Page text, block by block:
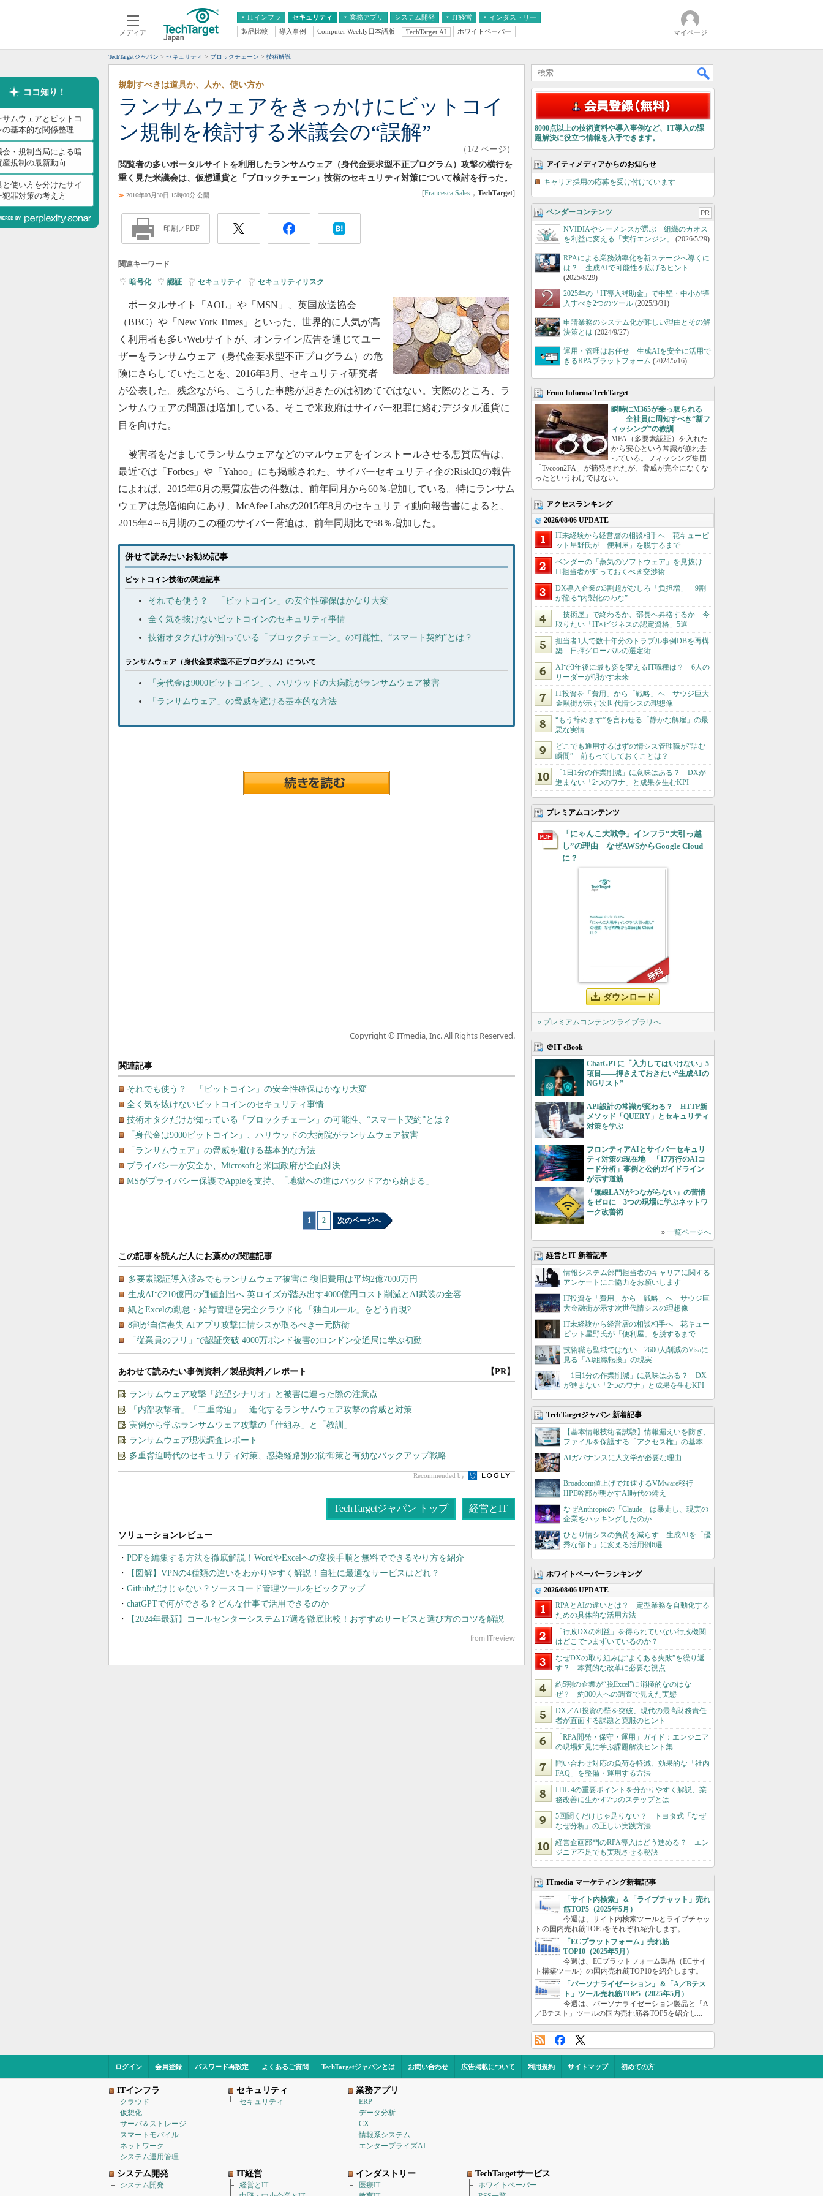
メディア
ITインフラ
クラウド
スマートモバイル
ネットワーク
システム運用管理
セキュリティ 業務アプリ
エンタープライズAI
ERP
CX
情報系システム
システム開発 IT経営
経営とIT
インダストリー
医療IT
製品比較 導入事例 Computer Weekly日本語版 TechTarget.AI ホワイトペーパー マイページ
TechTargetジャパン セキュリティ ブロックチェーン 技術解説
ココ知り！
サムウェアとビットコ
の基本的な関係整理
会・規制当局による暗
産規制の最新動向
と使い方を分けたサイ
犯罪対策の考え方
ランサムウェアをきっかけにビットコイ
ン規制を検討する米議会の“誤解”
規制すべきは道具か、人か、使い方か
（1/2 ページ）
閲覧者の多いポータルサイトを利用したランサムウェア（身代金要求型不正プログラム）攻撃の横行を
重く見た米議会は、仮想通貨と「ブロックチェーン」技術のセキュリティ対策について検討を行った。
≫ 2016年03月30日 15時00分 公開 [Francesca Sales ， TechTarget]
印刷／PDF
関連キーワード
暗号化| 認証 セキュリティ セキュリティリスク
ポータルサイト「AOL」や「MSN」、英国放送協会
（BBC）や「New York Times」といった、世界的に人気が高
く利用者も多いWebサイトが、オンライン広告を通じてユー
ザーをランサムウェア（身代金要求型不正プログラム）の危
険にさらしていたことを、2016年3月、セキュリティ研究者
が公表した。残念ながら、こうした事態が起きたのは初めてではない。実際のところ、ラ
ンサムウェアの問題は増加している。そこで米政府はサイバー犯罪に絡むデジタル通貨に
目を向けた。
被害者をだましてランサムウェアなどのマルウェアをインストールさせる悪質広告は、
最近では「Forbes」や「Yahoo」にも掲載された。サイバーセキュリティ企のRiskIQの報告
によれば、2015年6月の悪質広告の件数は、前年同月から60％増加している。特にランサム
ウェアは急増傾向にあり、McAfee Labsの2015年8月のセキュリティ動向報告書によると、
2015年4～6月期のこの種のサイバー脅迫は、前年同期比で58％増加した。
併せて読みたいお勧め記事
ビットコイン技術の関連記事
それでも使う？ 「ビットコイン」の安全性確保はかなり大変
全く気を抜けないビットコインのセキュリティ事情
技術オタクだけが知っている「ブロックチェーン」の可能性、“スマート契約”とは？
ランサムウェア（身代金要求型不正プログラム）について
「身代金は9000ビットコイン」、ハリウッドの大病院がランサムウェア被害
「ランサムウェア」の脅威を避ける基本的な方法
Copyright © ITmedia, Inc. All Rights Reserved.
関連記事
それでも使う？ 「ビットコイン」の安全性確保はかなり大変
全く気を抜けないビットコインのセキュリティ事情
技術オタクだけが知っている「ブロックチェーン」の可能性、“スマート契約”とは？
「身代金は9000ビットコイン」、ハリウッドの大病院がランサムウェア被害
「ランサムウェア」の脅威を避ける基本的な方法
プライバシーか安全か、Microsoftと米国政府が全面対決
MSがプライバシー保護でAppleを支持、「地獄への道はバックドアから始まる」
1 2 次のページへ
あわせて読みたい事例資料／製品資料／レポート 【PR】
ランサムウェア攻撃「絶望シナリオ」と被害に遭った際の注意点
「内部攻撃者」「二重脅迫」 進化するランサムウェア攻撃の脅威と対策
実例から学ぶランサムウェア攻撃の「仕組み」と「教訓」
ランサムウェア現状調査レポート
多重脅迫時代のセキュリティ対策、感染経路別の防御策と有効なバックアップ戦略
Recommended by
TechTargetジャパン トップ 経営とIT
PDFを編集する方法を徹底解説！WordやExcelへの変換手順と無料でできるやり方を紹介
【図解】VPNの4種類の違いをわかりやすく解説！自社に最適なサービスはどれ？
Githubだけじゃない？ソースコード管理ツールをピックアップ
chatGPTで何ができる？どんな仕事で活用できるのか
【2024年最新】コールセンターシステム17選を徹底比較！おすすめサービスと選び方のコツを解説
8000点以上の技術資料や導入事例など、IT導入の課
題解決に役立つ情報を入手できます。
アイティメディアからのお知らせ
キャリア採用の応募を受け付けています
ベンダーコンテンツ PR
NVIDIAやシーメンスが選ぶ 組織のカオス
を利益に変える「実行エンジン」
(2026/5/29)
RPAによる業務効率化を新ステージへ導くに
は？ 生成AIで可能性を広げるヒント
(2025/8/29)
2025年の「IT導入補助金」で中堅・中小が導
入すべき2つのツール (2025/3/31)
申請業務のシステム化が難しい理由とその解
決策とは (2024/9/27)
運用・管理はお任せ 生成AIを安全に活用で
きるRPAプラットフォーム (2024/5/16)
From Informa TechTarget
瞬時にM365が乗っ取られる
――全社員に周知すべき“新フ
ィッシング”の教訓
MFA（多要素認証）を入れた
から安心という常識が崩れ去
っている。フィッシング集団
「Tycoon2FA」が摘発されたが、脅威が完全になくな
ったというわけではない。
アクセスランキング
2026/08/06 UPDATE
IT未経験から経営層の相談相手へ 花キューピ
ット星野氏が「便利屋」を脱するまで
ベンダーの「蒸気のソフトウェア」を見抜け
IT担当者が知っておくべき交渉術
DX導入企業の3割超がむしろ「負担増」 9割
が陥る“内製化のわな”
「技術屋」で終わるか、部長へ昇格するか 今
取りたい「IT×ビジネスの認定資格」5選
担当者1人で数十年分のトラブル事例DBを再構
築 日揮グローバルの選定術
AIで3年後に最も姿を変えるIT職種は？ 6人の
リーダーが明かす未来
IT投資を「費用」から「戦略」へ サウジ巨大
金融街が示す次世代情シスの理想像
“もう辞めます”を言わせる「静かな解雇」の最
悪な実情
どこでも通用するはずの情シス管理職が“詰む
瞬間” 前もってしておくことは？
「1日1分の作業削減」に意味はある？ DXが
進まない「2つのワナ」と成果を生むKPI
プレミアムコンテンツ
「にゃんこ大戦争」インフラ“大引っ越
し”の理由 なぜAWSからGoogle Cloud
に？
ダウンロード
» プレミアムコンテンツライブラリへ
＠IT eBook
ChatGPTに「入力してはいけない」5
項目――押さえておきたい“生成AIの
NGリスト”
API設計の常識が変わる？ HTTP新
メソッド「QUERY」とセキュリティ
対策を学ぶ
フロンティアAIとサイバーセキュリ
ティ対策の現在地 「17万行のAIコ
ード分析」事例と公的ガイドライン
が示す道筋
「無線LANがつながらない」の苦情
をゼロに 3つの現場に学ぶネットワ
ーク改善術
» 一覧ページへ
経営とIT 新着記事
情報システム部門担当者のキャリアに関する
アンケートにご協力をお願いします
IT投資を「費用」から「戦略」へ サウジ巨
大金融街が示す次世代情シスの理想像
IT未経験から経営層の相談相手へ 花キュー
ピット星野氏が「便利屋」を脱するまで
技術職も聖域ではない 2600人削減のVisaに
見る「AI組織転換」の現実
「1日1分の作業削減」に意味はある？ DX
が進まない「2つのワナ」と成果を生むKPI
TechTargetジャパン 新着記事
【基本情報技術者試験】情報漏えいを防ぎ、
ファイルを保護する「アクセス権」の基本
AIガバナンスに人文学が必要な理由
Broadcom値上げで加速するVMware移行
HPE幹部が明かすAI時代の備え
なぜAnthropicの「Claude」は暴走し、現実の
企業をハッキングしたのか
ひとり情シスの負荷を減らす 生成AIを「優
秀な部下」に変える活用例6選
ホワイトペーパーランキング
2026/08/06 UPDATE
RPAとAIの違いとは？ 定型業務を自動化する
ための具体的な活用方法
「行政DXの利益」を得られていない行政機関
はどこでつまずいているのか？
なぜDXの取り組みは“よくある失敗”を繰り返
す？ 本質的な改革に必要な視点
約5割の企業が“脱Excel”に消極的なのはな
ぜ？ 約300人への調査で見えた実態
DX／AI投資の壁を突破、現代の最高財務責任
者が直面する課題と克服のヒント
「RPA開発・保守・運用」ガイド：エンジニア
の現場知見に学ぶ課題解決ヒント集
問い合わせ対応の負荷を軽減、効果的な「社内
FAQ」を整備・運用する方法
ITIL 4の重要ポイントを分かりやすく解説、業
務改善に生かす7つのステップとは
5回聞くだけじゃ足りない？ トヨタ式「なぜ
なぜ分析」の正しい実践方法
経営企画部門のRPA導入はどう進める？ エン
ジニア不足でも実現させる秘訣
ITmedia マーケティング新着記事
「サイト内検索」＆「ライブチャット」売れ
筋TOP5（2025年5月）
今週は、サイト内検索ツールとライブチャッ
トの国内売れ筋TOP5をそれぞれ紹介します。
「ECプラットフォーム」売れ筋
TOP10（2025年5月）
今週は、ECプラットフォーム製品（ECサイ
ト構築ツール）の国内売れ筋TOP10を紹介します。
「パーソナライゼーション」＆「A／Bテス
ト」ツール売れ筋TOP5（2025年5月）
今週は、パーソナライゼーション製品と「A
／Bテスト」ツールの国内売れ筋各TOP5を紹介し...
ログイン 会員登録 パスワード再設定 よくあるご質問 TechTargetジャパンとは お問い合わせ 広告掲載について 利用規約 サイトマップ 初めての方
ITインフラ
クラウド
仮想化
サーバ＆ストレージ
スマートモバイル
ネットワーク
システム運用管理
セキュリティ
セキュリティ
業務アプリ
ERP
データ分析
CX
情報系システム
エンタープライズAI
システム開発
システム開発
IT経営
経営とIT
インダストリー
医療IT
TechTargetサービス
ホワイトペーパー